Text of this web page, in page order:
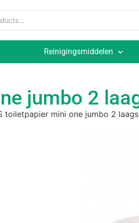
Reinigingsmiddelen
jumbo 2
toiletpapier mini one jumbo 2